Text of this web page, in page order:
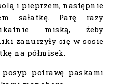
i pieprzem, następnie
sałatkę. Parę razy
miską, żeby
zanurzyły się w sosie
na półmisek.
posyp potrawę paskami